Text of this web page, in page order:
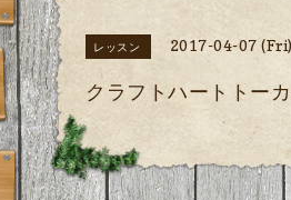
レッスン 2017-04-07
クラフトハートトー